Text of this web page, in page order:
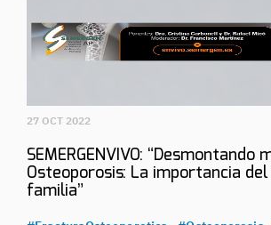
27 OCT 2022
SEMERGENVIVO: “Desmontando
Osteoporosis: La importancia del
familia”